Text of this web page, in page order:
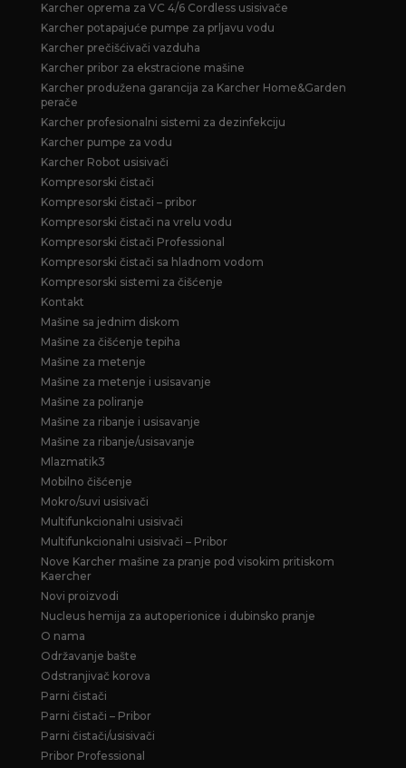
Karcher oprema za VC 4/6 Cordless usisivače
Karcher potapajuće pumpe za prljavu vodu
Karcher prečišćivači vazduha
Karcher pribor za ekstracione mašine
Karcher produžena garancija za Karcher Home&Garden
perače
Karcher profesionalni sistemi za dezinfekciju
Karcher pumpe za vodu
Karcher Robot usisivači
Kompresorski čistači
Kompresorski čistači – pribor
Kompresorski čistači na vrelu vodu
Kompresorski čistači Professional
Kompresorski čistači sa hladnom vodom
Kompresorski sistemi za čišćenje
Kontakt
Mašine sa jednim diskom
Mašine za čišćenje tepiha
Mašine za metenje
Mašine za metenje i usisavanje
Mašine za poliranje
Mašine za ribanje i usisavanje
Mašine za ribanje/usisavanje
Mlazmatik3
Mobilno čišćenje
Mokro/suvi usisivači
Multifunkcionalni usisivači
Multifunkcionalni usisivači – Pribor
Nove Karcher mašine za pranje pod visokim pritiskom
Kaercher
Novi proizvodi
Nucleus hemija za autoperionice i dubinsko pranje
O nama
Održavanje bašte
Odstranjivač korova
Parni čistači
Parni čistači – Pribor
Parni čistači/usisivači
Pribor Professional